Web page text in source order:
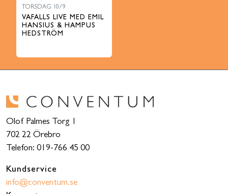
TORSDAG 10/9
VAFALLS LIVE MED EMIL
HANSIUS & HAMPUS
HEDSTRÖM
Olof Palmes Torg 1
702 22 Örebro
Telefon: 019-766 45 00
Kundservice
info@conventum.se